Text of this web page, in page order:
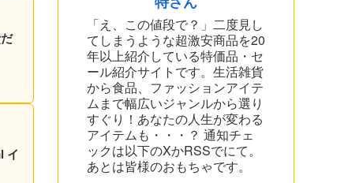
イ
「え、この値段で？」二度見し
てしまうような超激安商品を20
年以上紹介している特価品・セ
ール紹介サイトです。生活雑貨
から食品、ファッションアイテ
ムまで幅広いジャンルから選り
すぐり！あなたの人生が変わる
アイテムも・・・？ 通知チェ
ックは以下のXかRSSでにて。
あとは皆様のおもちゃです。